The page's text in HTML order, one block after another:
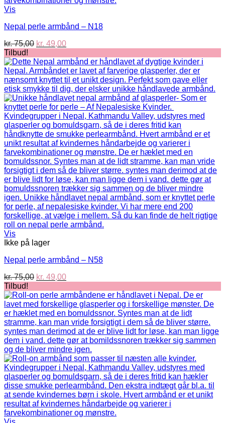
Vis
Nepal perle armbånd – N18
kr.75,00 Den
pris
var:
kr. 75,00.
kr. 49,00Den
pris
er:
kr. 49,00.
Tilbud!
Vis
Ikke på lager
Nepal perle armbånd – N58
kr.75,00 Den
pris
var:
kr. 75,00.
kr. 49,00Den
pris
er:
kr. 49,00.
Tilbud!